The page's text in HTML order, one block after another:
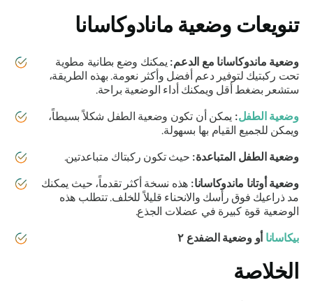
تنويعات وضعيةمانادوكاسانا
وضعية ماندوكاسانامع الدعم:يمكنك وضع بطانية مطوية
تحت ركبتيك لتوفير دعم أفضل وأكثر نعومة. بهذه الطريقة،
ستشعر بضغط أقل ويمكنك أداء الوضعية براحة.
وضعية الطفل:يمكن أن تكون وضعية الطفل شكلاً بسيطاً،
ويمكن للجميع القيام بها بسهولة.
وضعية الطفل المتباعدة:حيث تكون ركبتاك متباعدتين.
وضعية أوتانا ماندوكاسانا:هذه نسخة أكثر تقدماً، حيث يمكنك
مد ذراعيك فوق رأسك والانحناء قليلاً للخلف. تتطلب هذه
الوضعية قوة كبيرة في عضلات الجذع.
بيكاساناأو وضعية الضفدع ٢
الخلاصة